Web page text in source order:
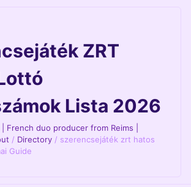
ZRT
Lista 2026
French duo producer from Reims |
/ Directory / szerencsejáték zrt hatos
Guide